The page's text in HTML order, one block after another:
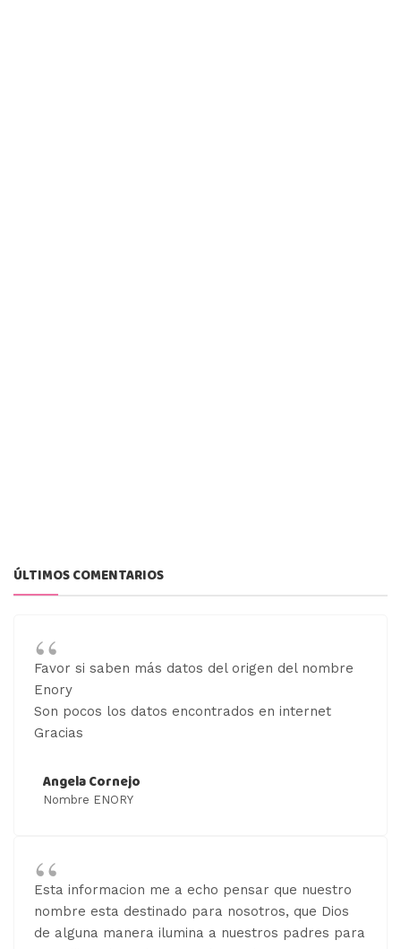
ÚLTIMOS COMENTARIOS
Favor si saben más datos del origen del nombre
Enory
Son pocos los datos encontrados en internet
Gracias
Angela Cornejo
Nombre ENORY
Esta informacion me a echo pensar que nuestro
nombre esta destinado para nosotros, que Dios
de alguna manera ilumina a nuestros padres para